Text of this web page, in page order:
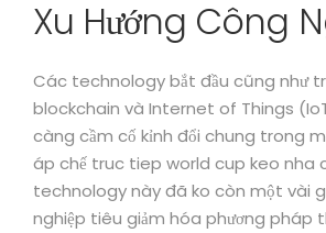
Xu Hướng Công
Các technology bắt đầu cũng như
blockchain và Internet of Things
càng cầm cố kỉnh đổi chung trong
áp chế truc tiep world cup keo nha
technology này đã ko còn một vài
nghiệp tiêu giảm hóa phương pháp